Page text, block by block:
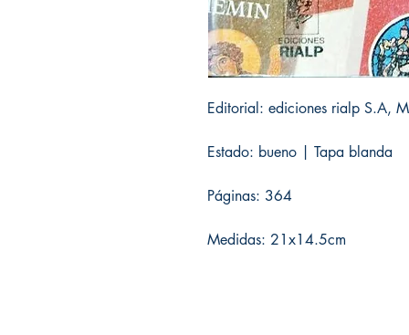
Editorial: ediciones rialp S.A,
Estado: bueno | Tapa blanda
Páginas: 364
Medidas: 21x14.5cm